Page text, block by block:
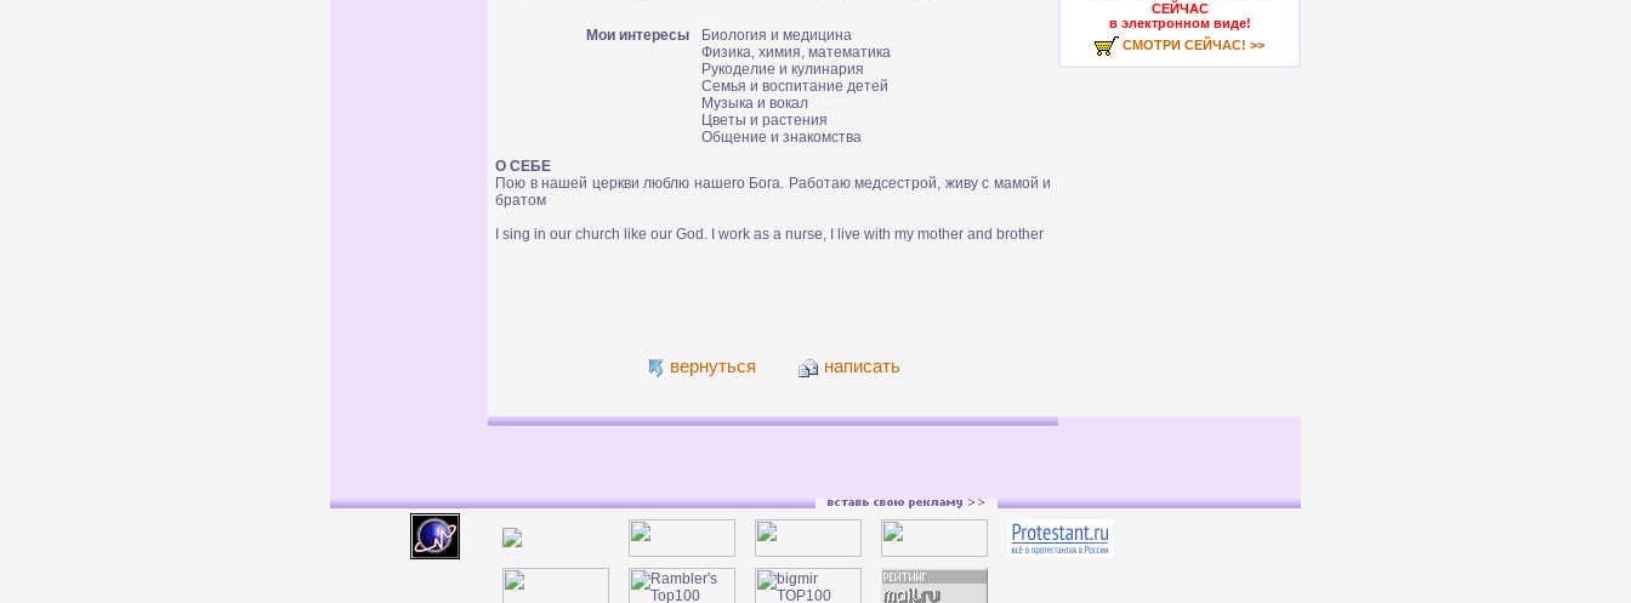
Мои интересы
Биология и медицина
Физика, химия, математика
Рукоделие и кулинария
Семья и воспитание детей
Музыка и вокал
Цветы и растения
Общение и знакомства
О СЕБЕ
Пою в нашей церкви люблю нашего Бога. Работаю медсестрой, живу с мамой и
братом
I sing in our church like our God. I work as a nurse, I live with my mother and brother
вернуться написать
СЕЙЧАС
в электронном виде!
СМОТРИ СЕЙЧАС! >>